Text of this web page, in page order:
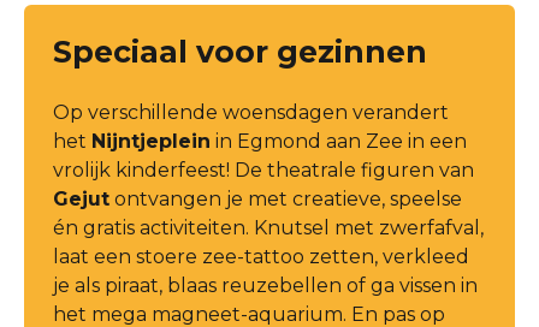
Speciaal voor gezinnen
Op verschillende woensdagen verandert
het Nijntjeplein in Egmond aan Zee in een
vrolijk kinderfeest! De theatrale figuren van
Gejut ontvangen je met creatieve, speelse
én gratis activiteiten. Knutsel met zwerfafval,
laat een stoere zee-tattoo zetten, verkleed
je als piraat, blaas reuzebellen of ga vissen in
het mega magneet-aquarium. En pas op